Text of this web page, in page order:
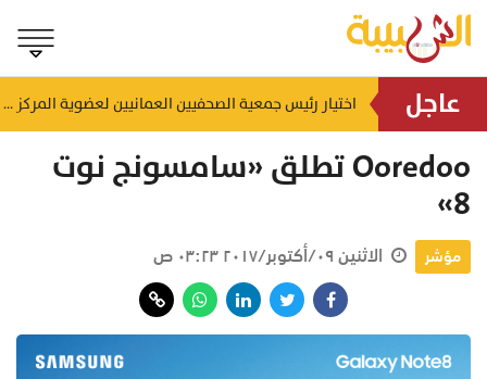
عاجل إنجاز بحري جديد.. القبطان محمد البوسعيدي أول عُماني يقود ناقلة منتجات نفطية متوسطة المدى منذ ١١ ساعة اختيار رئيس جمعية الصحفيين العمانيين لعضوية المركز الدولي لمكافحة التضليل (ICCMD)
Ooredoo تطلق «سامسونج نوت
8»
مؤشر الاثنين ٠٩/أكتوبر/٢٠١٧ ٠٣:٢٣ ص